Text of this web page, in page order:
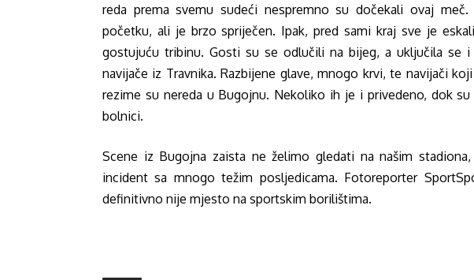
reda prema svemu sudeći nespremno su dočekali ovaj
početku, ali je brzo spriječen. Ipak, pred sami kraj sve je
gostujuću tribinu. Gosti su se odlučili na bijeg, a uključila se
navijače iz Travnika. Razbijene glave, mnogo krvi, te navijači
rezime su nereda u Bugojnu. Nekoliko ih je i privedeno, dok
bolnici.
Scene iz Bugojna zaista ne želimo gledati na našim
incident sa mnogo težim posljedicama. Fotoreporter
definitivno nije mjesto na sportskim borilištima.